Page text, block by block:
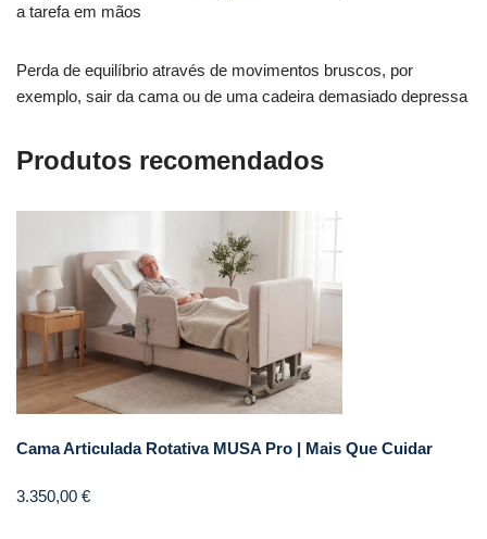
a tarefa em mãos
Perda de equilíbrio através de movimentos bruscos, por
exemplo, sair da cama ou de uma cadeira demasiado depressa
Produtos recomendados
Cama Articulada Rotativa MUSA Pro | Mais Que Cuidar
3.350,00 €